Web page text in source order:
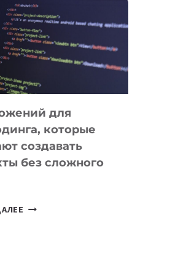
ПОЛЕЗНЫХ
ИНСТРУМЕНТОВ
ДЛЯ
РАБОТЫ
для
которые
создавать
без сложного